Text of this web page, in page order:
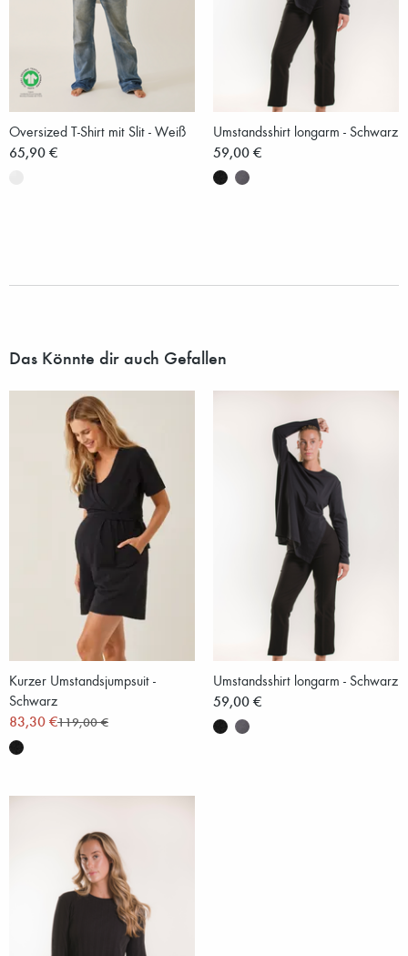
Oversized T-Shirt mit Slit - Weiß
65,90 €
Umstandsshirt longarm - Schwarz
59,00 €
Das Könnte dir auch Gefallen
Kurzer Umstandsjumpsuit -
Schwarz
83,30 €119,00 €
Umstandsshirt longarm - Schwarz
59,00 €